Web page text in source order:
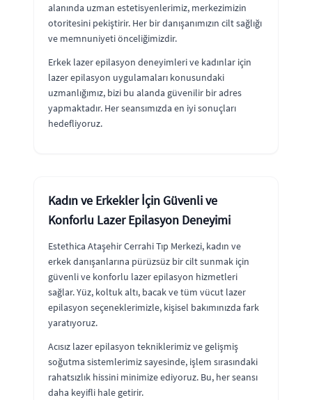
alanında uzman estetisyenlerimiz, merkezimizin
otoritesini pekiştirir. Her bir danışanımızın cilt sağlığı
ve memnuniyeti önceliğimizdir.
Erkek lazer epilasyon deneyimleri ve kadınlar için
lazer epilasyon uygulamaları konusundaki
uzmanlığımız, bizi bu alanda güvenilir bir adres
yapmaktadır. Her seansımızda en iyi sonuçları
hedefliyoruz.
Kadın ve Erkekler İçin Güvenli ve
Konforlu Lazer Epilasyon Deneyimi
Estethica Ataşehir Cerrahi Tıp Merkezi, kadın ve
erkek danışanlarına pürüzsüz bir cilt sunmak için
güvenli ve konforlu lazer epilasyon hizmetleri
sağlar. Yüz, koltuk altı, bacak ve tüm vücut lazer
epilasyon seçeneklerimizle, kişisel bakımınızda fark
yaratıyoruz.
Acısız lazer epilasyon tekniklerimiz ve gelişmiş
soğutma sistemlerimiz sayesinde, işlem sırasındaki
rahatsızlık hissini minimize ediyoruz. Bu, her seansı
daha keyifli hale getirir.